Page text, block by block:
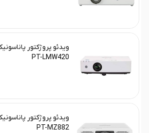
PT-LMW420
PT-MZ882